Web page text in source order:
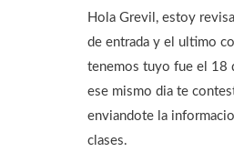
Hola Grevil, estoy
de entrada y el ultimo
tenemos tuyo fue el 18
ese mismo dia te
enviandote la
clases.